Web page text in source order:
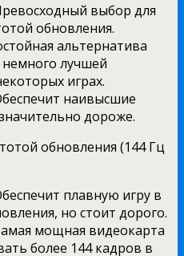
выбор для
обновления.
альтернатива
немного лучшей
играх.
наивысшие
дороже.
обновления (144 Гц
плавную игру в
но стоит дорого.
мощная видеокарта
более 144 кадров в